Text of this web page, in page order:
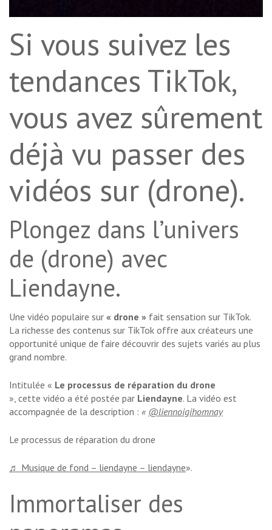
Si vous suivez les
tendances TikTok,
vous avez sûrement
déjà vu passer des
vidéos sur (drone).
Plongez dans l’univers
de (drone) avec
Liendayne.
Une vidéo populaire sur « drone » fait sensation sur TikTok.
La richesse des contenus sur TikTok offre aux créateurs une
opportunité unique de faire découvrir des sujets variés au plus
grand nombre.
Intitulée « Le processus de réparation du drone
», cette vidéo a été postée par Liendayne. La vidéo est
accompagnée de la description : « @liennoigihomnay
Le processus de réparation du drone
♬ Musique de fond – liendayne – liendayne».
Immortaliser des